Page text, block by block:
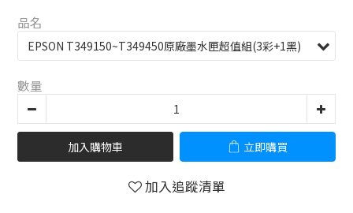
品名
數量
加入購物車 立即購買
加入追蹤清單